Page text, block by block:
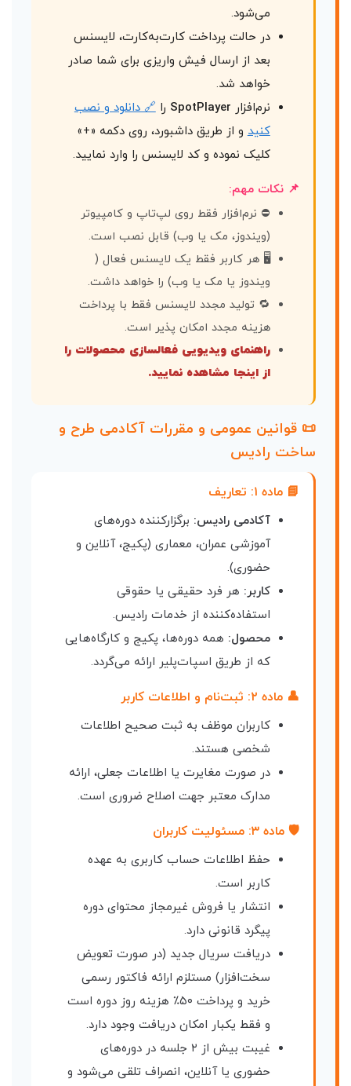
می‌شود.
در حالت پرداخت کارت‌به‌کارت، لایسنس
بعد از ارسال فیش واریزی برای شما صادر
خواهد شد.
نرم‌افزار SpotPlayer را🔗 دانلود و نصب
کنیدو از طریق داشبورد، روی دکمه «+»
کلیک نموده و کد لایسنس را وارد نمایید.
📌 نکات مهم:
⛔ نرم‌افزار فقط روی لپ‌تاپ و کامپیوتر
(ویندوز، مک یا وب) قابل نصب است.
🖥 هر کاربر فقط یک لایسنس فعال (
ویندوز یا مک یا وب) را خواهد داشت.
🔁 تولید مجدد لایسنس فقط با پرداخت
هزینه مجدد امکان پذیر است.
راهنمای ویدیویی فعالسازی محصولات را
از اینجا مشاهده نمایید.
📜 قوانین عمومی و مقررات آکادمی طرح و
ساخت رادیس
📘 ماده ۱: تعاریف
آکادمی رادیس: برگزارکننده دوره‌های
آموزشی عمران، معماری (پکیج، آنلاین و
حضوری).
کاربر: هر فرد حقیقی یا حقوقی
استفاده‌کننده از خدمات رادیس.
محصول: همه دوره‌ها، پکیج و کارگاه‌هایی
که از طریق اسپات‌پلیر ارائه می‌گردد.
👤 ماده ۲: ثبت‌نام و اطلاعات کاربر
کاربران موظف به ثبت صحیح اطلاعات
شخصی هستند.
در صورت مغایرت یا اطلاعات جعلی، ارائه
مدارک معتبر جهت اصلاح ضروری است.
🛡 ماده ۳: مسئولیت کاربران
حفظ اطلاعات حساب کاربری به عهده
کاربر است.
انتشار یا فروش غیرمجاز محتوای دوره
پیگرد قانونی دارد.
دریافت سریال جدید (در صورت تعویض
سخت‌افزار) مستلزم ارائه فاکتور رسمی
خرید و پرداخت ۵۰٪ هزینه روز دوره است
و فقط یکبار امکان دریافت وجود دارد.
غیبت بیش از ۲ جلسه در دوره‌های
حضوری یا آنلاین، انصراف تلقی می‌شود و